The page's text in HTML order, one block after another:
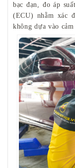
bạc đạn, đo áp
(ECU) nhằm xác
không dựa vào cảm